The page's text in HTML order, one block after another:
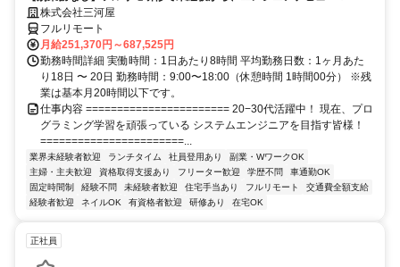
株式会社三河屋
フルリモート
月給251,370円～687,525円
勤務時間詳細 実働時間：1日あたり8時間 平均勤務日数：1ヶ月あた
り18日 〜 20日 勤務時間：9:00〜18:00（休憩時間 1時間00分） ※残
業は基本月20時間以下です。
仕事内容 ======================= 20−30代活躍中！ 現在、プロ
グラミング学習を頑張っている システムエンジニアを目指す皆様！
=======================...
業界未経験者歓迎 ランチタイム 社員登用あり
副業・WワークOK
主婦・主夫歓迎
資格取得支援あり フリーター歓迎 学歴不問
車通勤OK
固定時間制
経験不問 未経験者歓迎 住宅手当あり フルリモート
交通費全額支給
経験者歓迎
ネイルOK 有資格者歓迎 研修あり 在宅OK
正社員